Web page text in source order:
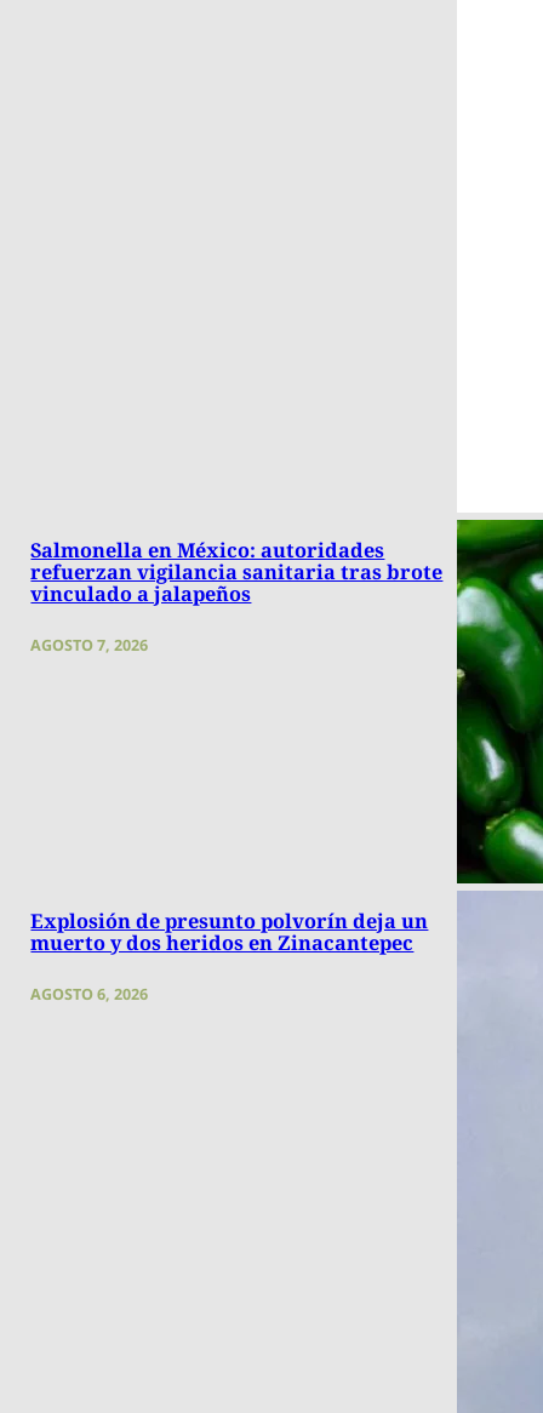
Salmonella en México: autoridades
refuerzan vigilancia sanitaria tras brote
vinculado a jalapeños
AGOSTO 7, 2026
Explosión de presunto polvorín deja un
muerto y dos heridos en Zinacantepec
AGOSTO 6, 2026